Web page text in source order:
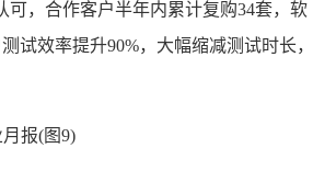
，合作客户半年内累计复购34套，软
试效率提升90%，大幅缩减测试时长，